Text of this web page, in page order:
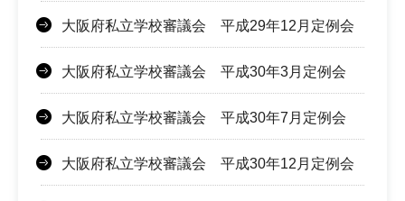
大阪府私立学校審議会 平成29年12月定例会
大阪府私立学校審議会 平成30年3月定例会
大阪府私立学校審議会 平成30年7月定例会
大阪府私立学校審議会 平成30年12月定例会